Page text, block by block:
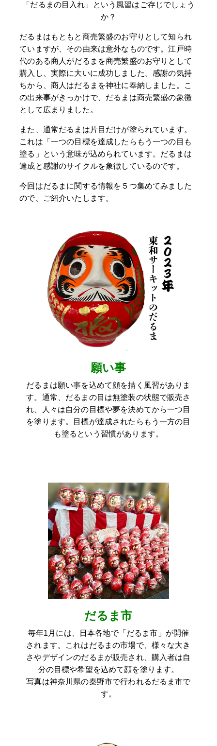
「だるまの目入れ」という風習はご存じでしょう
か？
だるまはもともと商売繁盛のお守りとして知られ
ていますが、その由来は意外なものです。江戸時
代のある商人がだるまを商売繁盛のお守りとして
購入し、実際に大いに成功しました。感謝の気持
ちから、商人はだるまを神社に奉納しました。こ
の出来事がきっかけで、だるまは商売繁盛の象徴
として広まりました。
また、通常だるまは片目だけが塗られています。
これは「一つの目標を達成したらもう一つの目も
塗る」という意味が込められています。だるまは
達成と感謝のサイクルを象徴しているのです。
今回はだるまに関する情報を５つ集めてみました
ので、ご紹介いたします。
願い事
だるまは願い事を込めて顔を描く風習がありま
す。通常、だるまの目は無塗装の状態で販売さ
れ、人々は自分の目標や夢を決めてから一つ目
を塗ります。目標が達成されたらもう一方の目
も塗るという習慣があります。
だるま市
毎年1月には、日本各地で「だるま市」が開催
されます。これはだるまの市場で、様々な大き
さやデザインのだるまが販売され、購入者は自
分の目標や希望を込めて顔を塗ります。
写真は神奈川県の秦野市で行われるだるま市で
す。